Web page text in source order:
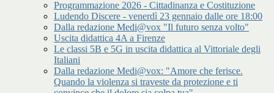
Programmazione 2026 - Cittadinanza e Costituzione
Ludendo Discere - venerdì 23 gennaio dalle ore 18:00
Dalla redazione Medi@vox "Il futuro senza volto"
Uscita didattica 4A a Firenze
Le classi 5B e 5G in uscita didattica al Vittoriale degli
Italiani
Dalla redazione Medi@vox: "Amore che ferisce.
Quando la violenza si traveste da protezione e ti